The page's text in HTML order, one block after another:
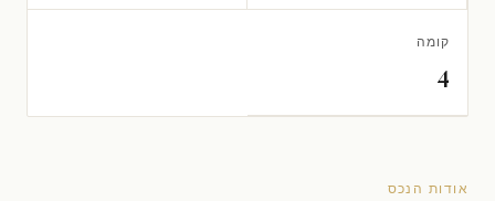
קומה
4
אודות הנכס